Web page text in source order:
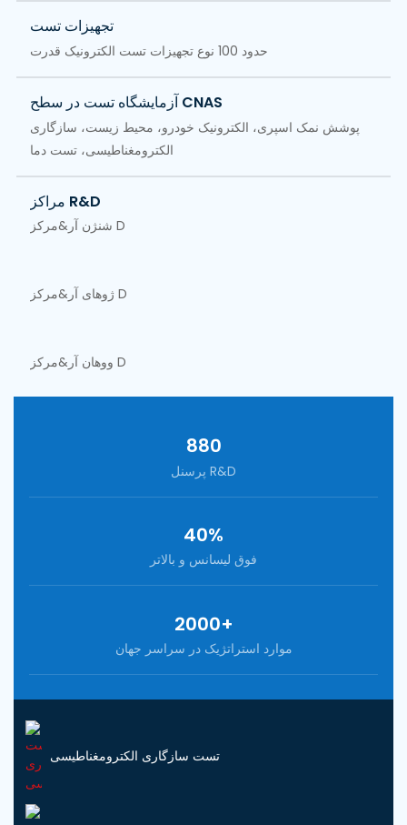
تجهیزات تست
حدود 100 نوع تجهیزات تست الکترونیک قدرت
آزمایشگاه تست در سطح CNAS
پوشش نمک اسپری، الکترونیک خودرو، محیط زیست، سازگاری
الکترومغناطیسی، تست دما
مراکز R&D
شنژن آر&مرکز D
ژوهای آر&مرکز D
ووهان آر&مرکز D
880
پرسنل R&D
40%
فوق لیسانس و بالاتر
2000+
موارد استراتژیک در سراسر جهان
تست سازگاری الکترومغناطیسی